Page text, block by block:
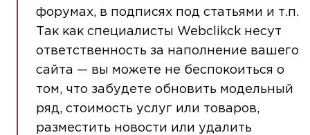
форумах, в подписях под статьями и т.п.
Так как специалисты Webclikck несут
ответственность за наполнение вашего
сайта — вы можете не беспокоиться о
том, что забудете обновить модельный
ряд, стоимость услуг или товаров,
разместить новости или удалить